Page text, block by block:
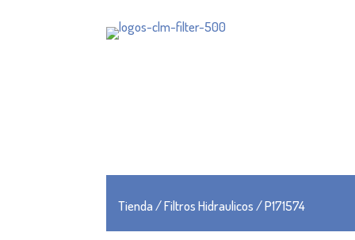
Tienda/Filtros Hidraulicos/ P171574